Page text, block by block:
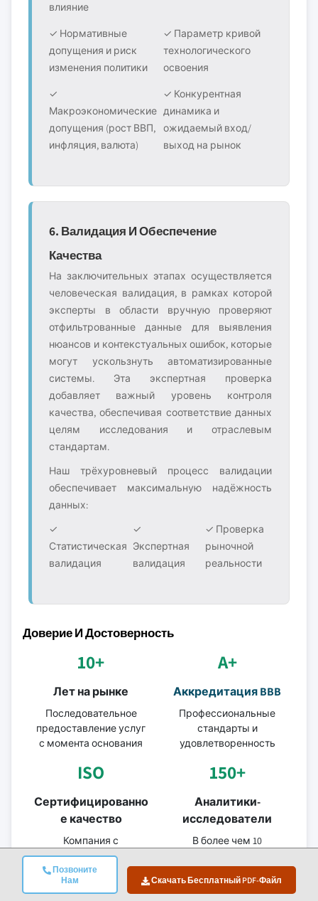
Позвоните
Нам
Скачать Бесплатный PDF-Файл
влияние
✓ Нормативные
допущения и риск
изменения политики
✓ Параметр кривой
технологического
освоения
✓
Макроэкономические
допущения (рост ВВП,
инфляция, валюта)
✓ Конкурентная
динамика и
ожидаемый вход/
выход на рынок
6. Валидация И Обеспечение
Качества
На заключительных этапах осуществляется
человеческая валидация, в рамках которой
эксперты в области вручную проверяют
отфильтрованные данные для выявления
нюансов и контекстуальных ошибок, которые
могут ускользнуть автоматизированные
системы. Эта экспертная проверка
добавляет важный уровень контроля
качества, обеспечивая соответствие данных
целям исследования и отраслевым
стандартам.
Наш трёхуровневый процесс валидации
обеспечивает максимальную надёжность
данных:
✓
Статистическая
валидация
✓
Экспертная
валидация
✓ Проверка
рыночной
реальности
Доверие И Достоверность
10+
Лет на рынке
Последовательное
предоставление услуг
с момента основания
A+
Аккредитация BBB
Профессиональные
стандарты и
удовлетворенность
ISO
Сертифицированно
е качество
Компания с
сертификацией ISO
9001-2015
150+
Аналитики-
исследователи
В более чем 10